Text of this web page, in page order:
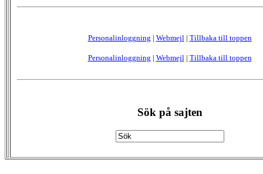
Personalinloggning | Webmejl | Tillbaka till toppen
Personalinloggning | Webmejl | Tillbaka till toppen
Sök på sajten